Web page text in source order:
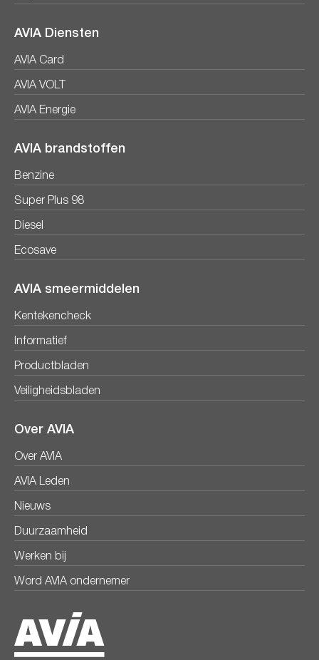
AVIA Diensten
AVIA Card
AVIA VOLT
AVIA Energie
AVIA brandstoffen
Benzine
Super Plus 98
Diesel
Ecosave
AVIA smeermiddelen
Kentekencheck
Informatief
Productbladen
Veiligheidsbladen
Over AVIA
Over AVIA
AVIA Leden
Nieuws
Duurzaamheid
Werken bij
Word AVIA ondernemer